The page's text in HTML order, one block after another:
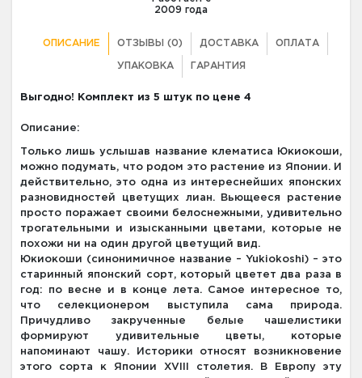
2009 года
ОПИСАНИЕ ОТЗЫВЫ (0) ДОСТАВКА ОПЛАТА
УПАКОВКА ГАРАНТИЯ
Выгодно! Комплект из 5 штук по цене 4
Описание:
Только лишь услышав название клематиса Юкиокоши,
можно подумать, что родом это растение из Японии. И
действительно, это одна из интереснейших японских
разновидностей цветущих лиан. Вьющееся растение
просто поражает своими белоснежными, удивительно
трогательными и изысканными цветами, которые не
похожи ни на один другой цветущий вид.
Юкиокоши (синонимичное название – Yukiokoshi) – это
старинный японский сорт, который цветет два раза в
год: по весне и в конце лета. Самое интересное то,
что селекционером выступила сама природа.
Причудливо закрученные белые чашелистики
формируют удивительные цветы, которые
напоминают чашу. Историки относят возникновение
этого сорта к Японии XVIII столетия. В Европу эту